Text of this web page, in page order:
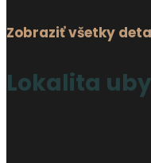
Zobraziť všetky
Lokalita